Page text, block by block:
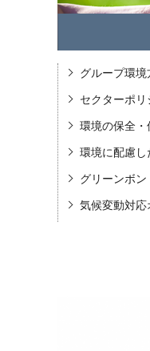
グループ環境
セクターポリ
環境の保全・
環境に配慮し
グリーンボン
気候変動対